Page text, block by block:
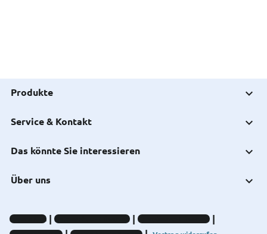
Produkte
Service & Kontakt
Das könnte Sie interessieren
Über uns
Impressum Datenschutz-Hinweise
Compliance-Hinweise